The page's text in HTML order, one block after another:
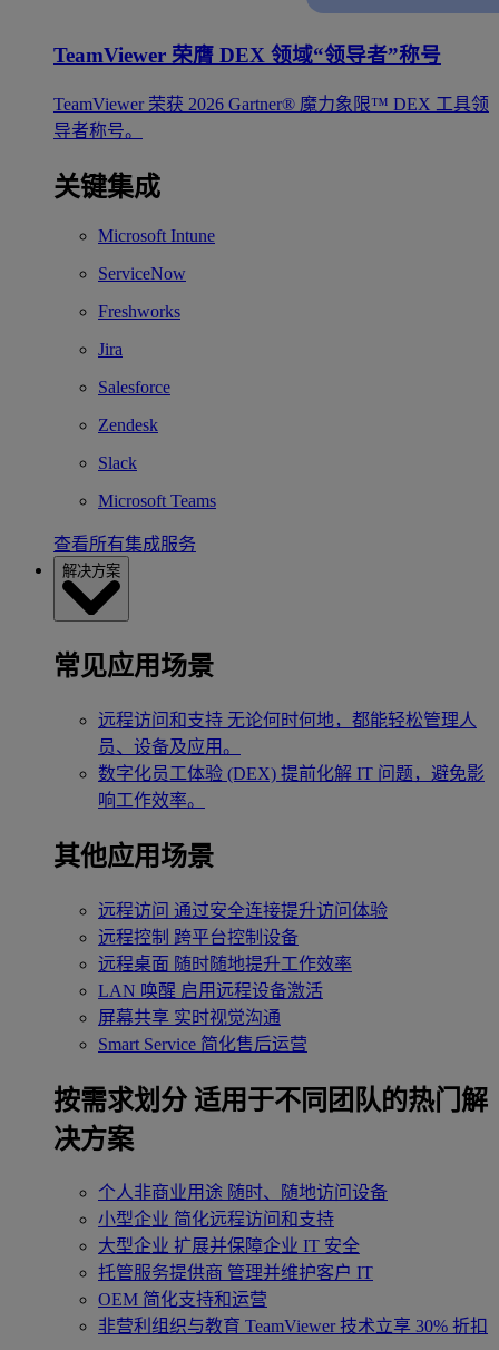
TeamViewer 荣膺 DEX 领域“领导者”称号
TeamViewer 荣获 2026 Gartner® 魔力象限™ DEX 工具领
导者称号。
关键集成
Microsoft Intune
ServiceNow
Freshworks
Jira
Salesforce
Zendesk
Slack
Microsoft Teams
查看所有集成服务
解决方案
常见应用场景
远程访问和支持 无论何时何地，都能轻松管理人
员、设备及应用。
数字化员工体验 (DEX) 提前化解 IT 问题，避免影
响工作效率。
其他应用场景
远程访问 通过安全连接提升访问体验
远程控制 跨平台控制设备
远程桌面 随时随地提升工作效率
LAN 唤醒 启用远程设备激活
屏幕共享 实时视觉沟通
Smart Service 简化售后运营
按需求划分 适用于不同团队的热门解
决方案
个人非商业用途 随时、随地访问设备
小型企业 简化远程访问和支持
大型企业 扩展并保障企业 IT 安全
托管服务提供商 管理并维护客户 IT
OEM 简化支持和运营
非营利组织与教育 TeamViewer 技术立享 30% 折扣